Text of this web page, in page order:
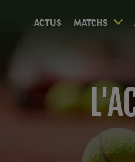
ACTUS MATCHS